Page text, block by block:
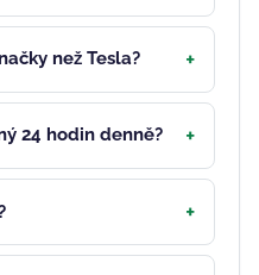
než Tesla?
24 hodin denně?